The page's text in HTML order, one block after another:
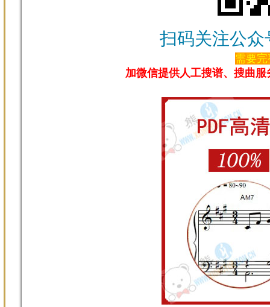
扫码关注公众
需要
加微信提供人工搜谱、搜曲